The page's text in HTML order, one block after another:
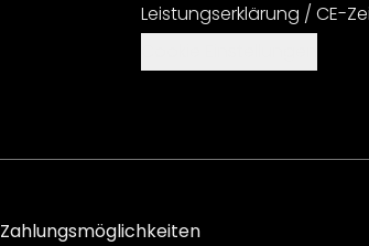
Leistungserklärung / CE-
Zahlungsmöglichkeiten